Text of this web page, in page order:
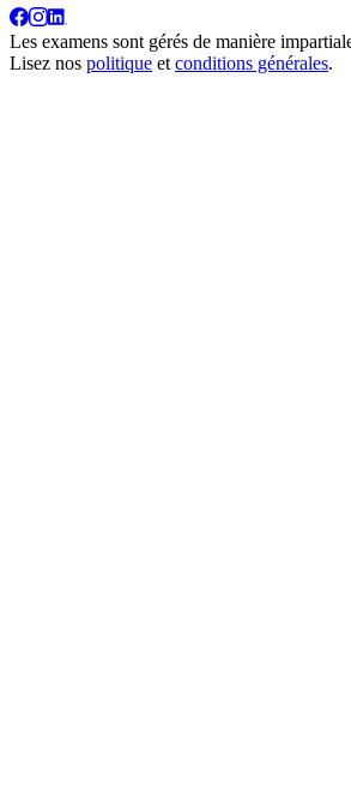
Les examens sont gérés de manière
Lisez nos politique et conditions générales.